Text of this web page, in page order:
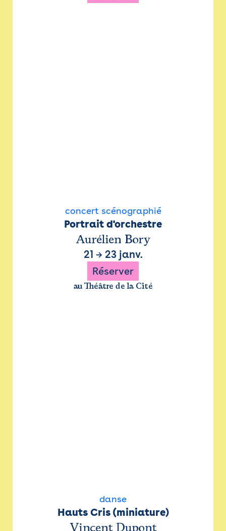
concert scénographié
Portrait d'orchestre
Aurélien Bory
21 → 23 janv.
Réserver
au Théâtre de la Cité
danse
Hauts Cris (miniature)
Vincent Dupont